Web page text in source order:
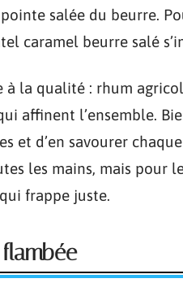
salée du beurre.
caramel beurre salé
la qualité : rhum
affinent l’ensemble.
et d’en savourer
les mains, mais pour
frappe juste.